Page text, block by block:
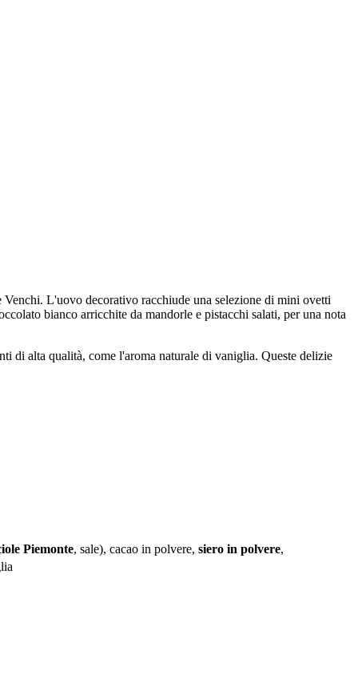
Venchi. L'uovo decorativo racchiude una selezione di mini ovetti
bianco arricchite da mandorle e pistacchi salati, per una nota
di alta qualità, come l'aroma naturale di vaniglia. Queste delizie
Piemonte, sale), cacao in polvere, siero in polvere,